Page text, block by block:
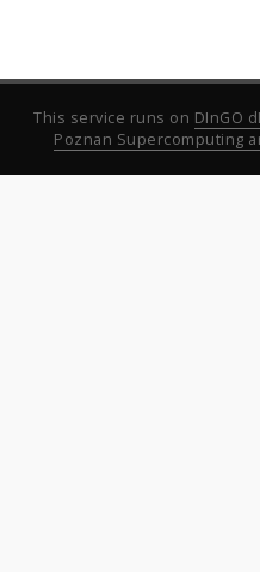
This service runs on DInGO
Poznan Supercomputing